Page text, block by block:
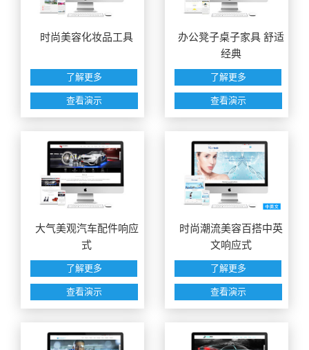
时尚美容化妆品工具
了解更多
查看演示
办公凳子桌子家具 舒适
经典
了解更多
查看演示
大气美观汽车配件响应
式
了解更多
查看演示
时尚潮流美容百搭中英
文响应式
了解更多
查看演示